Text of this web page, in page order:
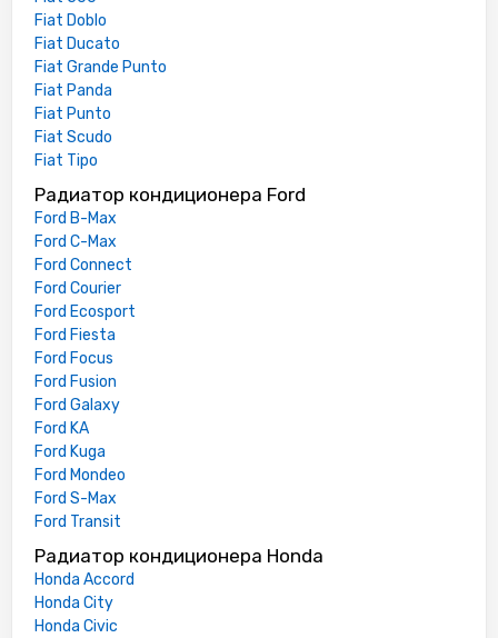
Fiat Doblo
Fiat Ducato
Fiat Grande Punto
Fiat Panda
Fiat Punto
Fiat Scudo
Fiat Tipo
Радиатор кондиционера Ford
Ford B-Max
Ford C-Max
Ford Connect
Ford Courier
Ford Ecosport
Ford Fiesta
Ford Focus
Ford Fusion
Ford Galaxy
Ford KA
Ford Kuga
Ford Mondeo
Ford S-Max
Ford Transit
Радиатор кондиционера Honda
Honda Accord
Honda City
Honda Civic